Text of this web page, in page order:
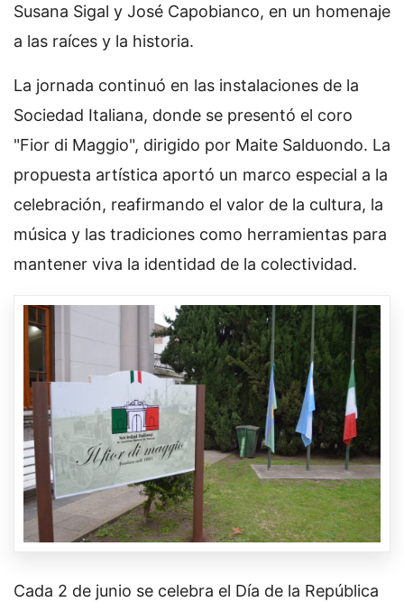
Susana Sigal y José Capobianco, en un homenaje
a las raíces y la historia.
La jornada continuó en las instalaciones de la
Sociedad Italiana, donde se presentó el coro
"Fior di Maggio", dirigido por Maite Salduondo. La
propuesta artística aportó un marco especial a la
celebración, reafirmando el valor de la cultura, la
música y las tradiciones como herramientas para
mantener viva la identidad de la colectividad.
Cada 2 de junio se celebra el Día de la República